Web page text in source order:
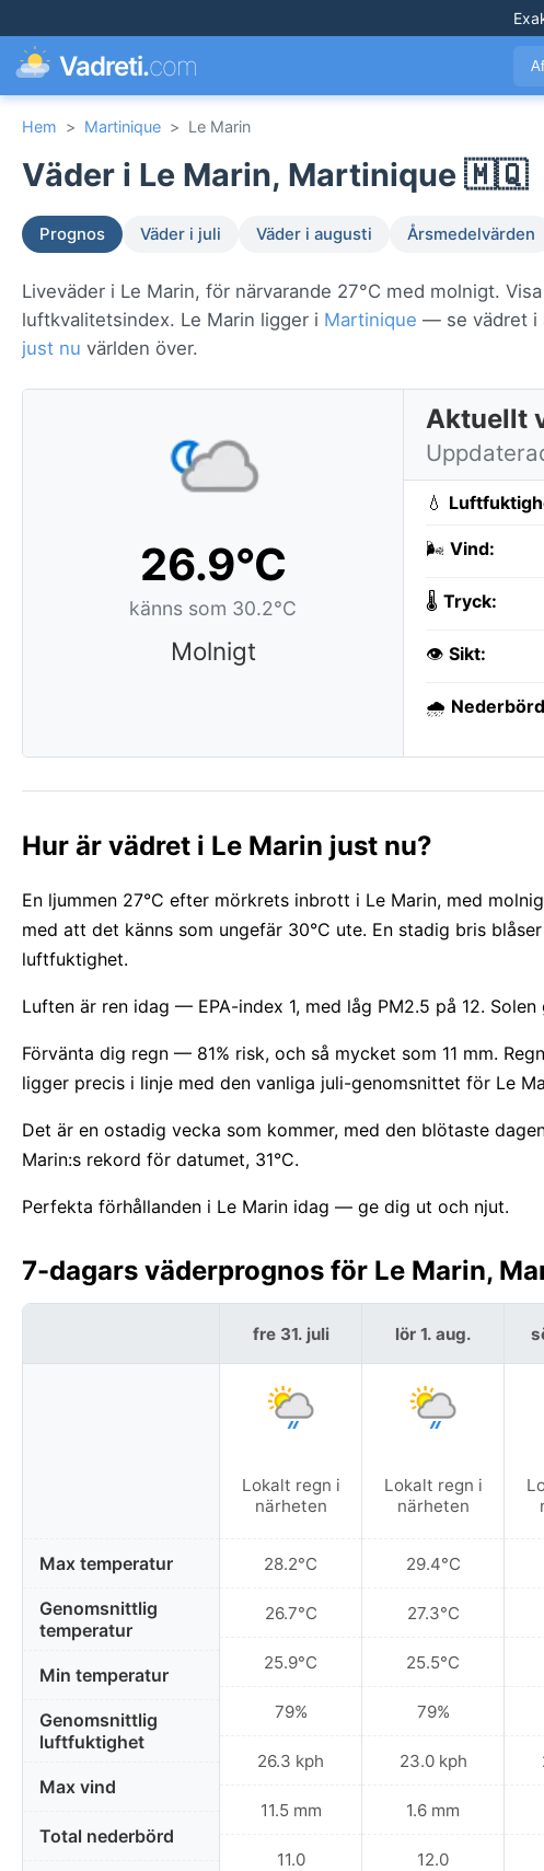
Vadreti.com
Hem > Martinique > Le Marin
Väder i Le Marin, Martinique 🇲🇶
Prognos Väder i juli Väder i augusti Årsmedelvärden
Liveväder i Le Marin, för närvarande 27°C med molnigt.
luftkvalitetsindex. Le Marin ligger i Martinique — se vädret i
just nu världen över.
26.9°C
känns som 30.2°C
Molnigt
Aktuellt
💧
🌬️ Vind:
🌡️ Tryck:
👁️ Sikt:
🌧️
Hur är vädret i Le Marin just nu?
En ljummen 27°C efter mörkrets inbrott i Le Marin, med
med att det känns som ungefär 30°C ute. En stadig bris
luftfuktighet.
Luften är ren idag — EPA-index 1, med låg PM2.5 på 12.
Förvänta dig regn — 81% risk, och så mycket som 11 mm.
ligger precis i linje med den vanliga juli-genomsnittet för Le
Det är en ostadig vecka som kommer, med den blötaste
Marin:s rekord för datumet, 31°C.
Perfekta förhållanden i Le Marin idag — ge dig ut och njut.
7-dagars väderprognos för Le Marin,
Max temperatur
Genomsnittlig
temperatur
Min temperatur
Genomsnittlig
luftfuktighet
Max vind
Total nederbörd
fre 31. juli
Lokalt regn i
närheten
28.2°C
26.7°C
25.9°C
79%
26.3 kph
11.5 mm
11.0
lör 1. aug.
Lokalt regn i
närheten
29.4°C
27.3°C
25.5°C
79%
23.0 kph
1.6 mm
12.0